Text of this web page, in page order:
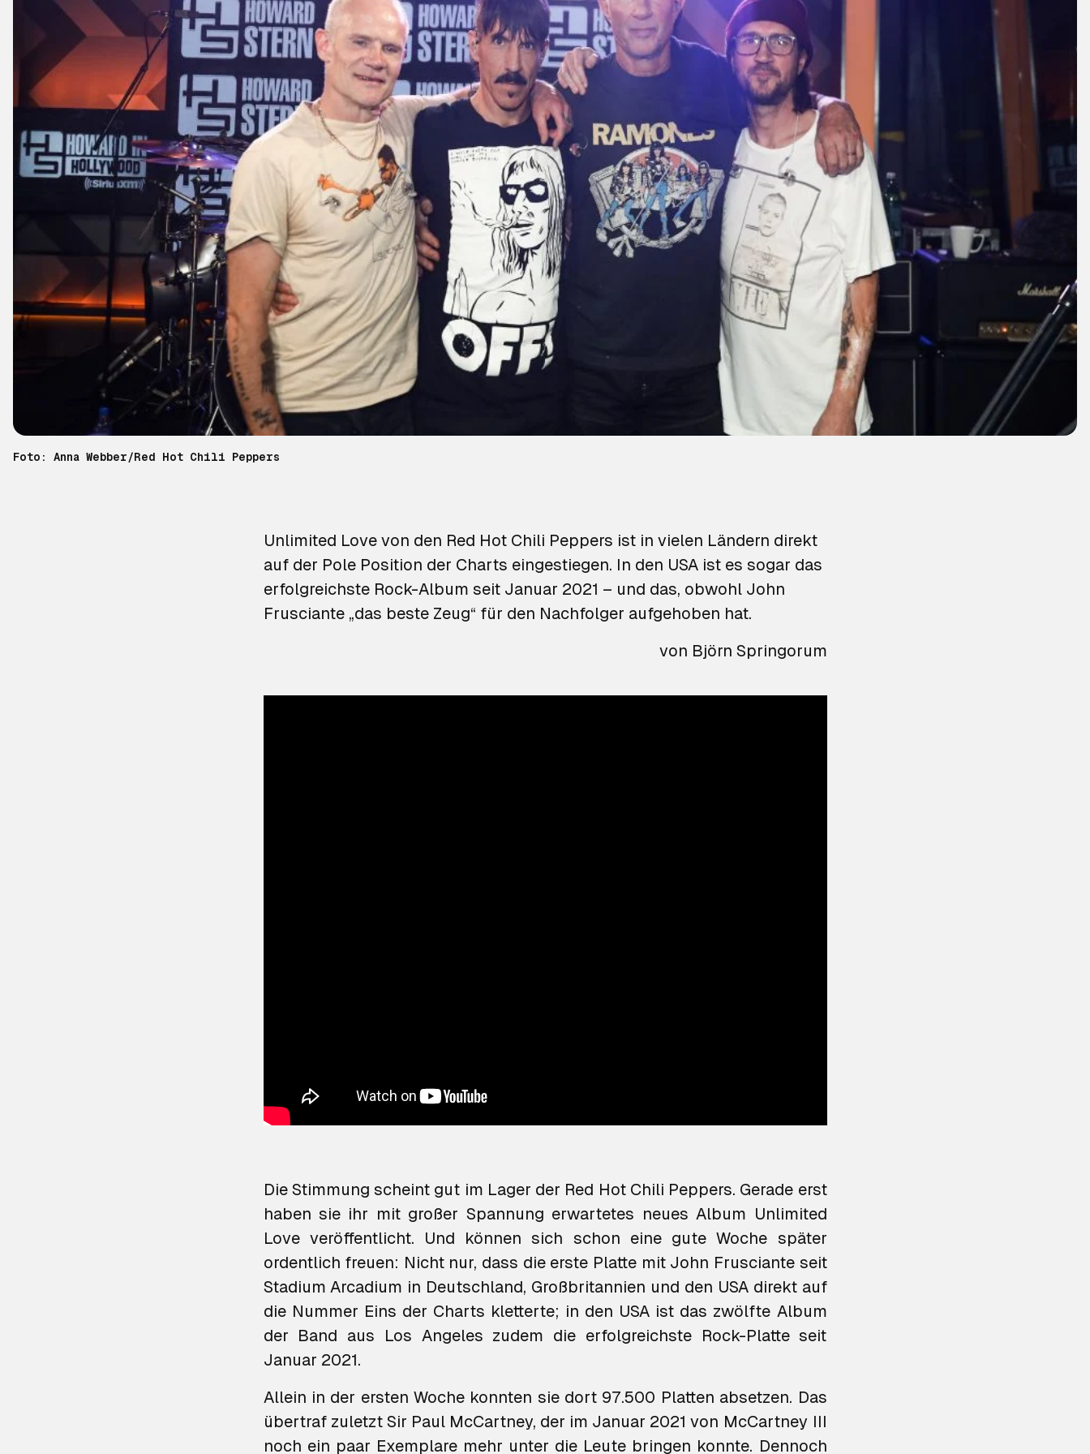
Foto: Anna Webber/Red Hot Chili Peppers
Unlimited Lovevon den Red Hot Chili Peppers ist in vielen Ländern direkt
auf der Pole Position der Charts eingestiegen. In den USA ist es sogar das
erfolgreichste Rock-Album seit Januar 2021 – und das, obwohl John
Frusciante „das beste Zeug“ für den Nachfolger aufgehoben hat.
von Björn Springorum
Die Stimmung scheint gut im Lager der Red Hot Chili Peppers. Gerade erst
haben sie ihr mit großer Spannung erwartetes neues Album Unlimited
Loveveröffentlicht. Und können sich schon eine gute Woche später
ordentlich freuen: Nicht nur, dass die erste Platte mit John Frusciante seit
Stadium Arcadium in Deutschland, Großbritannien und den USA direkt auf
die Nummer Eins der Charts kletterte; in den USA ist das zwölfte Album
der Band aus Los Angeles zudem die erfolgreichste Rock-Platte seit
Januar 2021.
Allein in der ersten Woche konnten sie dort 97.500 Platten absetzen. Das
übertraf zuletzt Sir Paul McCartney, der im Januar 2021 von McCartney III
noch ein paar Exemplare mehr unter die Leute bringen konnte. Dennoch